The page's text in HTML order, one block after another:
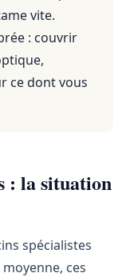
vite.
: couvrir
ce dont vous
: la situation
spécialistes
ces